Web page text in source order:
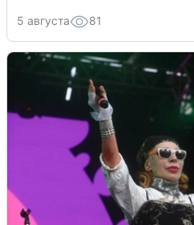
5 августа 81